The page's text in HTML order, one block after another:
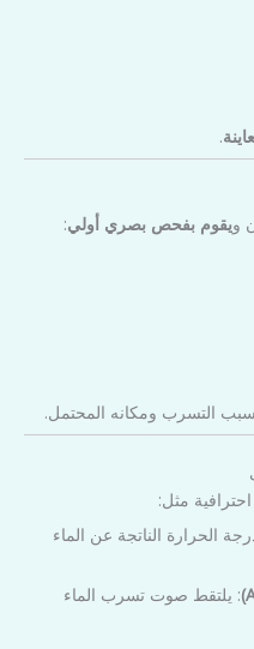
.
ويقوم بفحص بصري أولي:
التسرب ومكانه المحتمل.
مثل:
الحرارة الناتجة عن الماء
: يلتقط صوت تسرب الماء